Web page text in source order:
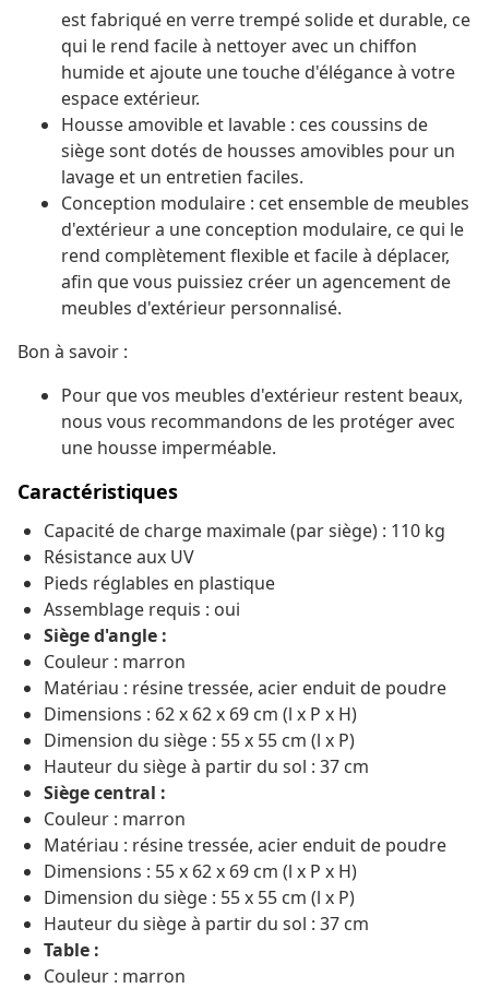
est fabriqué en verre trempé solide et durable, ce
qui le rend facile à nettoyer avec un chiffon
humide et ajoute une touche d'élégance à votre
espace extérieur.
Housse amovible et lavable : ces coussins de
siège sont dotés de housses amovibles pour un
lavage et un entretien faciles.
Conception modulaire : cet ensemble de meubles
d'extérieur a une conception modulaire, ce qui le
rend complètement flexible et facile à déplacer,
afin que vous puissiez créer un agencement de
meubles d'extérieur personnalisé.
Bon à savoir :
Pour que vos meubles d'extérieur restent beaux,
nous vous recommandons de les protéger avec
une housse imperméable.
Caractéristiques
Capacité de charge maximale (par siège) : 110 kg
Résistance aux UV
Pieds réglables en plastique
Assemblage requis : oui
Siège d'angle :
Couleur : marron
Matériau : résine tressée, acier enduit de poudre
Dimensions : 62 x 62 x 69 cm (l x P x H)
Dimension du siège : 55 x 55 cm (l x P)
Hauteur du siège à partir du sol : 37 cm
Siège central :
Couleur : marron
Matériau : résine tressée, acier enduit de poudre
Dimensions : 55 x 62 x 69 cm (l x P x H)
Dimension du siège : 55 x 55 cm (l x P)
Hauteur du siège à partir du sol : 37 cm
Table :
Couleur : marron